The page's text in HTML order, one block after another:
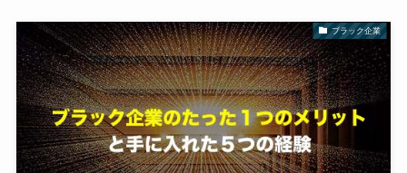
ブラック企業